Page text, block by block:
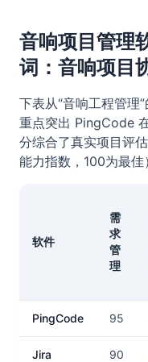
音响项目管理
词：音响项目
下表从“音响工程管理
重点突出 PingCode
分综合了真实项目评
能力指数，100为最佳
软件
需
求
管
理
PingCode 95
Jira 90